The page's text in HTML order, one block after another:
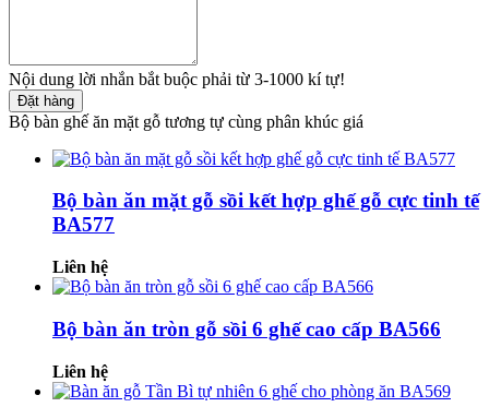
Nội dung lời nhắn bắt buộc phải từ 3-1000 kí tự!
Đặt hàng
Bộ bàn ghế ăn mặt gỗ tương tự cùng phân khúc giá
Bộ bàn ăn mặt gỗ sồi kết hợp ghế gỗ cực tinh tế
BA577
Liên hệ
Bộ bàn ăn tròn gỗ sồi 6 ghế cao cấp BA566
Liên hệ